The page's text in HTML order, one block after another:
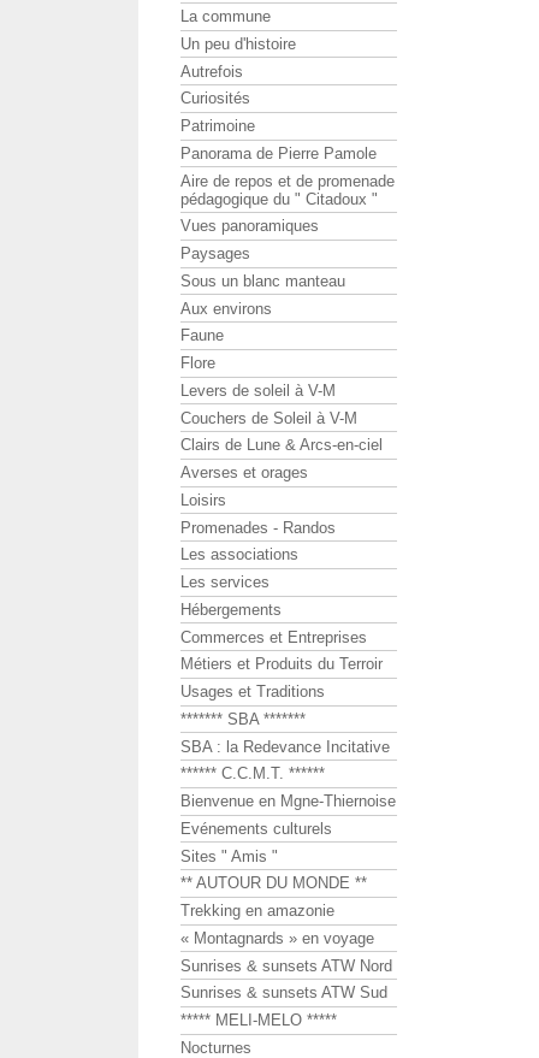
La commune
Un peu d'histoire
Autrefois
Curiosités
Patrimoine
Panorama de Pierre Pamole
Aire de repos et de promenade
pédagogique du " Citadoux "
Vues panoramiques
Paysages
Sous un blanc manteau
Aux environs
Faune
Flore
Levers de soleil à V-M
Couchers de Soleil à V-M
Clairs de Lune & Arcs-en-ciel
Averses et orages
Loisirs
Promenades - Randos
Les associations
Les services
Hébergements
Commerces et Entreprises
Métiers et Produits du Terroir
Usages et Traditions
******* SBA *******
SBA : la Redevance Incitative
****** C.C.M.T. ******
Bienvenue en Mgne-Thiernoise
Evénements culturels
Sites " Amis "
** AUTOUR DU MONDE **
Trekking en amazonie
« Montagnards » en voyage
Sunrises & sunsets ATW Nord
Sunrises & sunsets ATW Sud
***** MELI-MELO *****
Nocturnes